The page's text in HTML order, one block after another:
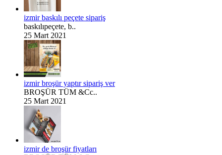
izmir baskılı peçete sipariş
baskılıpeçete, b..
25 Mart 2021
izmir broşür yaptır sipariş ver
BROŞÜR TÜM &Cc..
25 Mart 2021
izmir de broşür fiyatları